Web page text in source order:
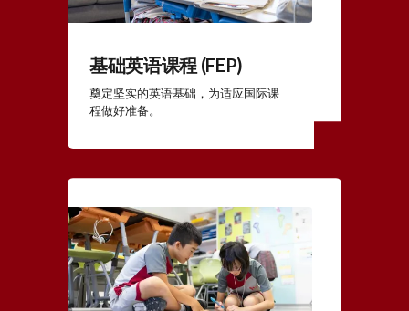
基础英语课程 (FEP)
奠定坚实的英语基础，为适应国际课
程做好准备。